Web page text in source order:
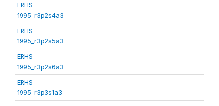
ERHS
1995_r3p2s4a3
ERHS
1995_r3p2s5a3
ERHS
1995_r3p2s6a3
ERHS
1995_r3p3s1a3